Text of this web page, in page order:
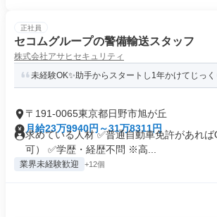
正社員
セコムグループの警備輸送スタッフ
株式会社アサヒセキュリティ
未経験OK✨助手からスタートし1年かけてじっく
〒191-0065東京都日野市旭が丘
月給23万9940円～31万8311円
求めている人材 ✅普通自動車免許があれ
可） ✅学歴・経歴不問 ※高...
業界未経験歓迎 +12個